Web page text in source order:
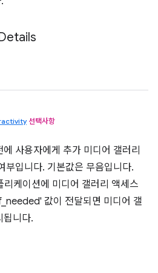
선택사항
사용자에게 추가 미디어 갤러리
부입니다. 기본값은 무음입니다.
케이션에 미디어 갤러리 액세스
값이 전달되면 미디어 갤
됩니다.